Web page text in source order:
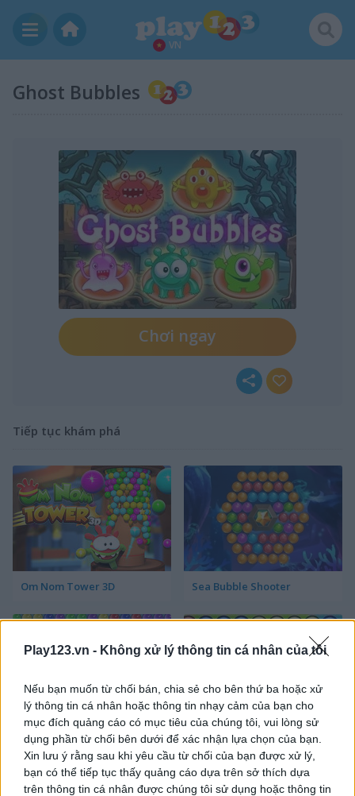
Play123.vn - Không xử lý thông tin cá nhân của tôi
Nếu bạn muốn từ chối bán, chia sẻ cho bên thứ ba hoặc xử
lý thông tin cá nhân hoặc thông tin nhạy cảm của bạn cho
mục đích quảng cáo có mục tiêu của chúng tôi, vui lòng sử
dụng phần từ chối bên dưới để xác nhận lựa chọn của bạn.
Xin lưu ý rằng sau khi yêu cầu từ chối của bạn được xử lý,
bạn có thể tiếp tục thấy quảng cáo dựa trên sở thích dựa
trên thông tin cá nhân được chúng tôi sử dụng hoặc thông tin
VN
Ghost Bubbles
Chơi ngay
Tiếp tục khám phá
Om Nom Tower 3D Sea Bubble Shooter
Bubbles Shooter Orange Bubbles